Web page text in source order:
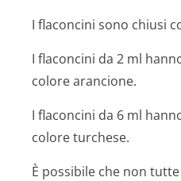
I flaconcini sono chiusi
I flaconcini da 2 ml
colore arancione.
I flaconcini da 6 ml
colore turchese.
È possibile che non